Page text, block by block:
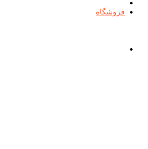
فروشگاه